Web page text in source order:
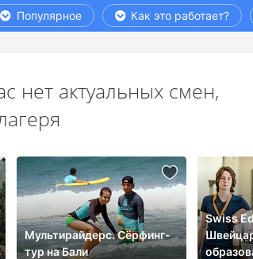
Популярное Как это работает?
нет актуальных смен,
Мультирайдерс. Cёрфинг-
тур на Бали
Swiss